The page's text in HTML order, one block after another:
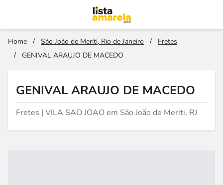
Home / São João de Meriti, Rio de Janeiro /
Fretes
/
GENIVAL ARAUJO DE MACEDO
GENIVAL ARAUJO DE MACEDO
Fretes | VILA SAO JOAO em São João de Meriti, RJ